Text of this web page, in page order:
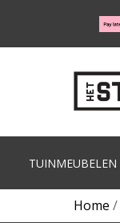
TUINMEUBELEN
Home /